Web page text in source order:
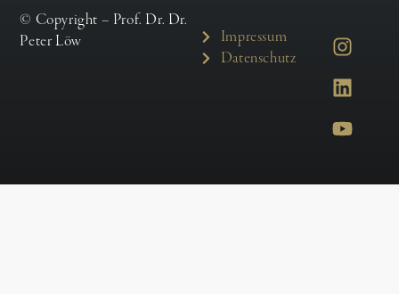
© Copyright – Prof. Dr. Dr.
Peter Löw
Impressum
Datenschutz